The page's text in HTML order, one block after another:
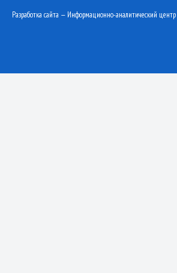
Разработка сайта — Информационно-аналитический центр